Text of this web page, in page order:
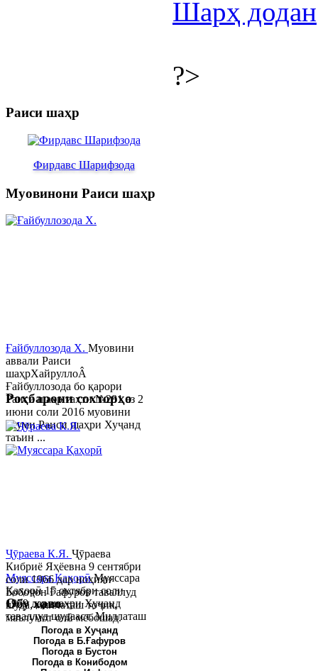
Шарҳ додан
?>
Раиси шаҳр
Фирдавс Шарифзода
Муовинони Раиси шаҳр
Ғайбуллозода Х. Муовини
аввали Раиси
шаҳрХайруллоÂ
Ғайбуллозода бо қарори
Раиси шаҳр таҳти №281 аз 2
июни соли 2016 муовини
якуми Раиси шаҳри Хуҷанд
таъин ...
Муяссара ҚаҳорӣМуяссара
Қаҳорӣ 15 октябри соли
1979 дар шаҳри Хуҷанд
таваллуд шудааст. Миллаташ
тоҷик. Маълумот олӣ. Соли
2002 Донишгоҳи давлатии
Хуҷанд ба...
Роҳбарони сохторҳо
Ҷӯраева К.Я. Ҷӯраева
Кибриё Яҳёевна 9 сентябри
соли 1966 дар ноҳияи
Бобоҷон Ғафуров таваллуд
шуда, миллаташ тоҷик,
маълумот олӣ мебошад.
Соли 1997 Донишг...
Обу хаво
Погода в Хуҷанд
Погода в Б.Ғафуров
Погода в Бустон
Погода в Конибодом